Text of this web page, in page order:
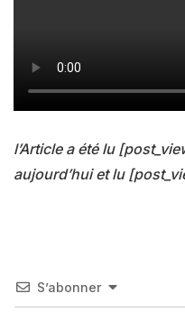
l’Article a été lu
aujourd’hui et lu
S’abonner